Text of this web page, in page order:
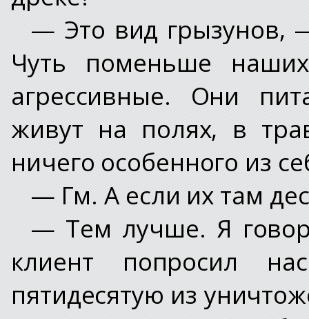
— Это вид грызунов,
Чуть поменьше
агрессивные. Они
живут на полях, в
ничего особенного из
— Гм. А если их там
— Тем лучше. Я
клиент попросил
пятидесятую из